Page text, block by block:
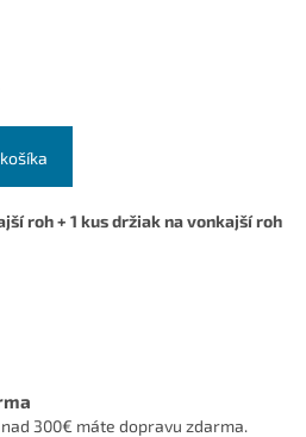
roh + 1 kus držiak na vonkajší roh
300€ máte dopravu zdarma.